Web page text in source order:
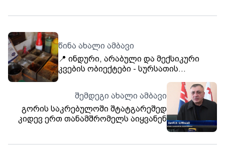
წინა ახალი ამბავი
📍 ინდური, არაბული და მექსიკური
კვების ობიექტები - სურსათის
პროცესი შეუჩერა
შემდეგი ახალი ამბავი
გორის საკრებულოში შტატგარეშედ
კიდევ ერთ თანამშრომელს აიყვანენ